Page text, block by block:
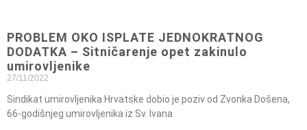
PROBLEM OKO ISPLATE JEDNOKRATNOG
DODATKA – Sitničarenje opet zakinulo
umirovljenike
27/11/2022
Sindikat umirovljenika Hrvatske dobio je poziv od Zvonka Došena,
66-godišnjeg umirovljenika iz Sv. Ivana